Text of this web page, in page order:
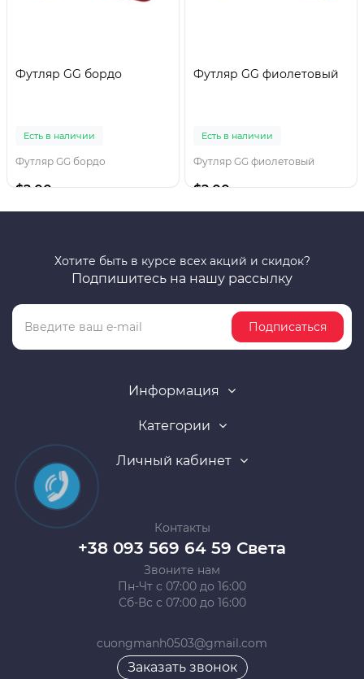
Футляр GG бордо
Есть в наличии
Футляр GG бордо
$2.00
Футляр GG фиолетовый
Есть в наличии
Футляр GG фиолетовый
$2.00
Хотите быть в курсе всех акций и скидок?
Подпишитесь на нашу рассылку
Подписаться
Информация
Категории
Личный кабинет
Контакты
+38 093 569 64 59 Света
Звоните нам
Пн-Чт с 07:00 до 16:00
Сб-Вс с 07:00 до 16:00
cuongmanh0503@gmail.com
Заказать звонок